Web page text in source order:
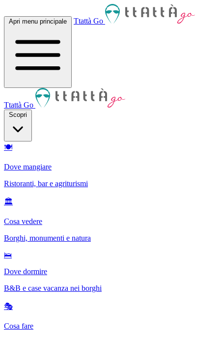
Apri menu principale Ttattà Go
Ttattà Go
Scopri
🍽
Dove mangiare
Ristoranti, bar e agriturismi
🏛
Cosa vedere
Borghi, monumenti e natura
🛌
Dove dormire
B&B e case vacanza nei borghi
🎭
Cosa fare